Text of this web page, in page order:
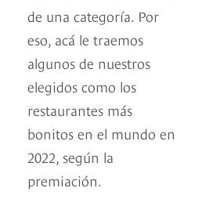
de una categoría. Por
eso, acá le traemos
algunos de nuestros
elegidos como los
restaurantes más
bonitos en el mundo en
2022, según la
premiación.